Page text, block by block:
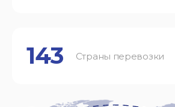
143 Страны перевозки